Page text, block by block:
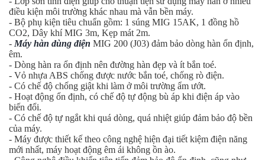
điều kiện môi trường khác nhau mà vẫn bền máy.
- Bộ phụ kiện tiêu chuẩn gồm: 1 súng MIG 15AK, 1 đồng hồ
CO2, Dây khí MIG 3m, Kẹp mát 2m.
- Máy hàn dùng điện MIG 200 (J03) đảm bảo dòng hàn ổn định,
êm.
- Dòng hàn ra ổn định nên đường hàn đẹp và ít bắn toé.
- Vỏ nhựa ABS chống được nước bắn toé, chống rò điện.
- Có chế độ chống giật khi làm ở môi trường ẩm ướt.
- Hoạt động ổn định, có chế độ tự động bù áp khi điện áp vào
biến đổi.
- Có chế độ tự ngắt khi quá dòng, quá nhiệt giúp đảm bảo độ bền
của máy.
- Máy được thiết kế theo công nghệ hiện đại tiết kiệm điện năng
mới nhất, máy hoạt động êm ái không ồn ào.